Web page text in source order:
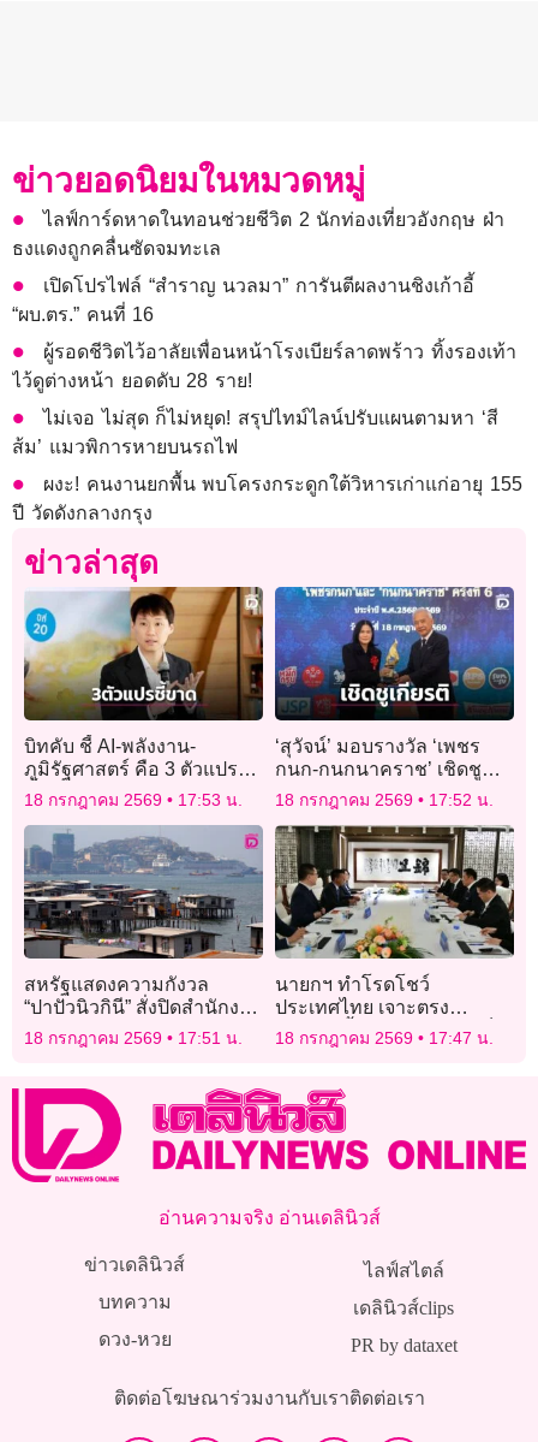
ข่าวยอดนิยมในหมวดหมู่
ไลฟ์การ์ดหาดในทอนช่วยชีวิต 2 นักท่องเที่ยวอังกฤษ ฝ่า
ธงแดงถูกคลื่นซัดจมทะเล
เปิดโปรไฟล์ “สำราญ นวลมา” การันตีผลงานชิงเก้าอี้
“ผบ.ตร.” คนที่ 16
ผู้รอดชีวิตไว้อาลัยเพื่อนหน้าโรงเบียร์ลาดพร้าว ทิ้งรองเท้า
ไว้ดูต่างหน้า ยอดดับ 28 ราย!
ไม่เจอ ไม่สุด ก็ไม่หยุด! สรุปไทม์ไลน์ปรับแผนตามหา ‘สี
ส้ม’ แมวพิการหายบนรถไฟ
ผงะ! คนงานยกพื้น พบโครงกระดูกใต้วิหารเก่าแก่อายุ 155
ปี วัดดังกลางกรุง
ข่าวล่าสุด
บิทคับ ชี้ AI-พลังงาน-
ภูมิรัฐศาสตร์ คือ 3 ตัวแปร
ชี้ขาดเศรษฐกิจใหม่
18 กรกฎาคม 2569 17:53 น.
‘สุวัจน์’ มอบรางวัล ‘เพชร
กนก-กนกนาคราช’ เชิดชู
เกียรติคนดีศรีแผ่นดินและผู้
เสียสละ
18 กรกฎาคม 2569 17:52 น.
สหรัฐแสดงความกังวล
“ปาปัวนิวกินี” สั่งปิดสำนักงาน
ไต้หวันตามคำขู่ “จีน”
18 กรกฎาคม 2569 17:51 น.
นายกฯ ทำโรดโชว์
ประเทศไทย เจาะตรง
4 บริษัทชั้นนำจีน ดันไทยเป็น
ฐานการผลิต EV-AI
18 กรกฎาคม 2569 17:47 น.
อ่านความจริง อ่านเดลินิวส์
ข่าวเดลินิวส์
บทความ
ดวง-หวย
ไลฟ์สไตล์
เดลินิวส์clips
PR by dataxet
ติดต่อโฆษณาร่วมงานกับเราติดต่อเรา